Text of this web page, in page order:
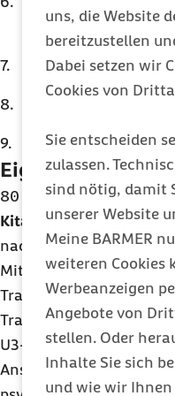
uns, die Website
bereitzustellen
Dabei setzen wir
Cookies von
Sie entscheiden
zulassen.
sind nötig, damit
unserer Website
Meine BARMER
weiteren Cookies
Werbeanzeigen
Angebote von
stellen. Oder
Inhalte Sie sich
und wie wir
und Eingewöhnung
Supervision
Eigenanteil
80 Euro je
Kitaträger, die das
nachhaltig integrieren
Mitarbeitende als
Trainer fortbilden
Trainerinnen und
U3-Fortbildungen für
Ansprechpartner für